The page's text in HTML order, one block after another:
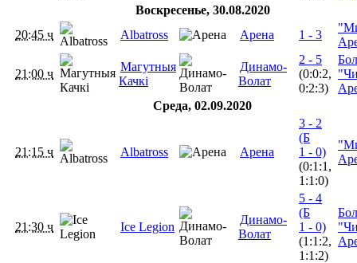
Воскресенье, 30.08.2020
20:45 ч
Albatross Арена 1 - 3
21:00 ч
Магутныя
Качкі
Динамо-
Волат
2 - 5
(0:0:2,
0:2:3)
Среда, 02.09.2020
21:15 ч Albatross Арена
3 - 2
(Б
1 - 0)
(0:1:1,
1:1:0)
21:30 ч Ice Legion
Динамо-
Волат
5 - 4
(Б
1 - 0)
(1:1:2,
1:1:2)